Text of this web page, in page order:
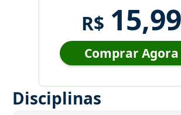
R$ 15,99
Comprar Agora
Disciplinas